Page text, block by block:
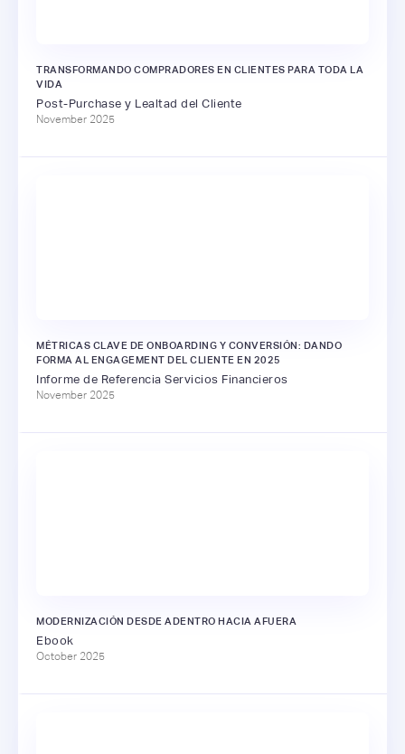
TRANSFORMANDO COMPRADORES EN CLIENTES PARA TODA LA
VIDA
Post-Purchase y Lealtad del Cliente
November 2025
MÉTRICAS CLAVE DE ONBOARDING Y CONVERSIÓN: DANDO
FORMA AL ENGAGEMENT DEL CLIENTE EN 2025
Informe de Referencia Servicios Financieros
November 2025
MODERNIZACIÓN DESDE ADENTRO HACIA AFUERA
Ebook
October 2025